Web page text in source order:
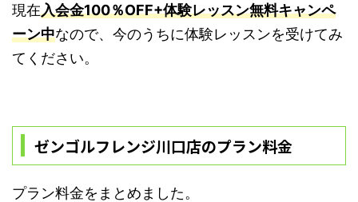
現在入会金100％OFF+体験レッスン無料キャンペ
ーン中なので、今のうちに体験レッスンを受けてみ
てください。
ゼンゴルフレンジ川口店のプラン料金
プラン料金をまとめました。